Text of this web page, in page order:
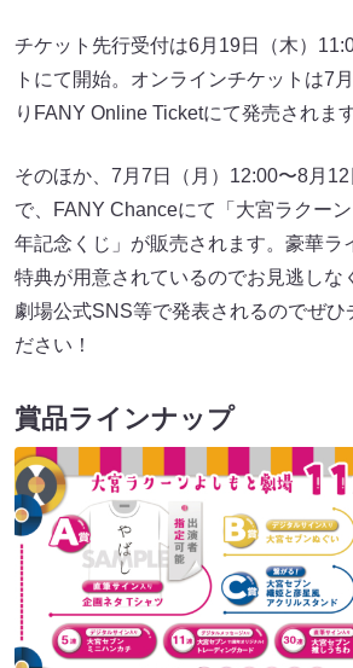
チケット先行受付は6月19日（木）
トにて開始。オンラインチケットは7
りFANY Online Ticketにて発売されます
そのほか、7月7日（月）12:00〜8月12
で、FANY Chanceにて「大宮ラクー
年記念くじ」が販売されます。豪華ラ
特典が用意されているのでお見逃しな
劇場公式SNS等で発表されるのでぜひ
ださい！
賞品ラインナップ